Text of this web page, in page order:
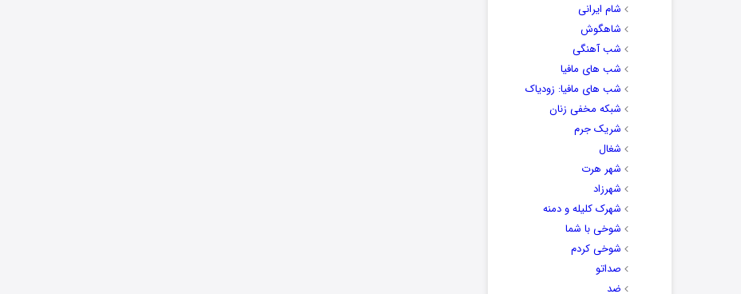
شام ایرانی
شاهگوش
شب آهنگی
شب های مافیا
شب های مافیا: زودیاک
شبکه مخفی زنان
شریک جرم
شغال
شهر هرت
شهرزاد
شهرک کلیله و دمنه
شوخی با شما
شوخی کردم
صداتو
ضد